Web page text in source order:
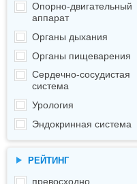
Опорно-двигательный
аппарат
Органы дыхания
Органы пищеварения
Сердечно-сосудистая
система
Урология
Эндокринная система
РЕЙТИНГ
превосходно